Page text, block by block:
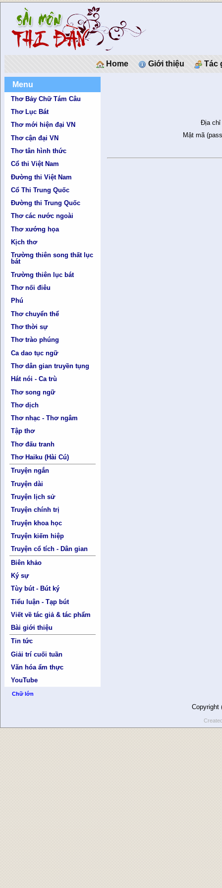
Home Giới thiệu Tác
Menu
Thơ Bảy Chữ Tám Câu
Thơ Lục Bát
Thơ mới hiện đại VN
Thơ cận đại VN
Thơ tân hình thức
Cổ thi Việt Nam
Đường thi Việt Nam
Cổ Thi Trung Quốc
Đường thi Trung Quốc
Thơ các nước ngoài
Thơ xướng họa
Kịch thơ
Trường thiên song thất lục
bát
Trường thiên lục bát
Thơ nối điêu
Phú
Thơ chuyển thể
Thơ thời sự
Thơ trào phúng
Ca dao tục ngữ
Thơ dân gian truyền tụng
Hát nói - Ca trù
Thơ song ngữ
Thơ dịch
Thơ nhạc - Thơ ngâm
Tập thơ
Thơ đấu tranh
Thơ Haiku (Hài Cú)
Truyện ngắn
Truyện dài
Truyện lịch sử
Truyện chính trị
Truyện khoa học
Truyện kiếm hiệp
Truyện cổ tích - Dân gian
Biên khảo
Ký sự
Tùy bút - Bút ký
Tiểu luận - Tạp bút
Viết về tác giả & tác phẩm
Bài giới thiệu
Tin tức
Giải trí cuối tuần
Văn hóa ẩm thực
YouTube
Chữ lớn
Địa chỉ
Mật mã
Copyright